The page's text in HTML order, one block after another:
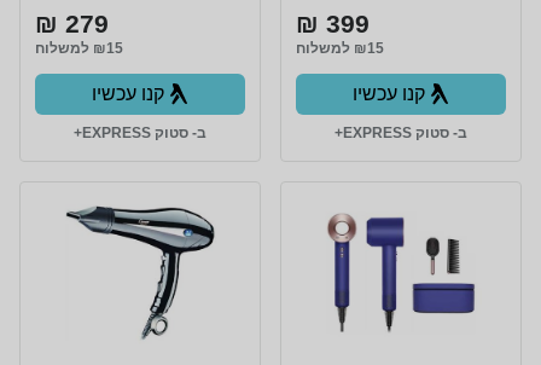
399 ₪
₪15 למשלוח
קנו עכשיו
ב- סטוק EXPRESS+
279 ₪
₪15 למשלוח
קנו עכשיו
ב- סטוק EXPRESS+